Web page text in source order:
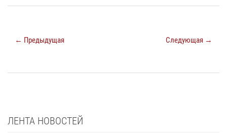
← Предыдущая Следующая →
ЛЕНТА НОВОСТЕЙ